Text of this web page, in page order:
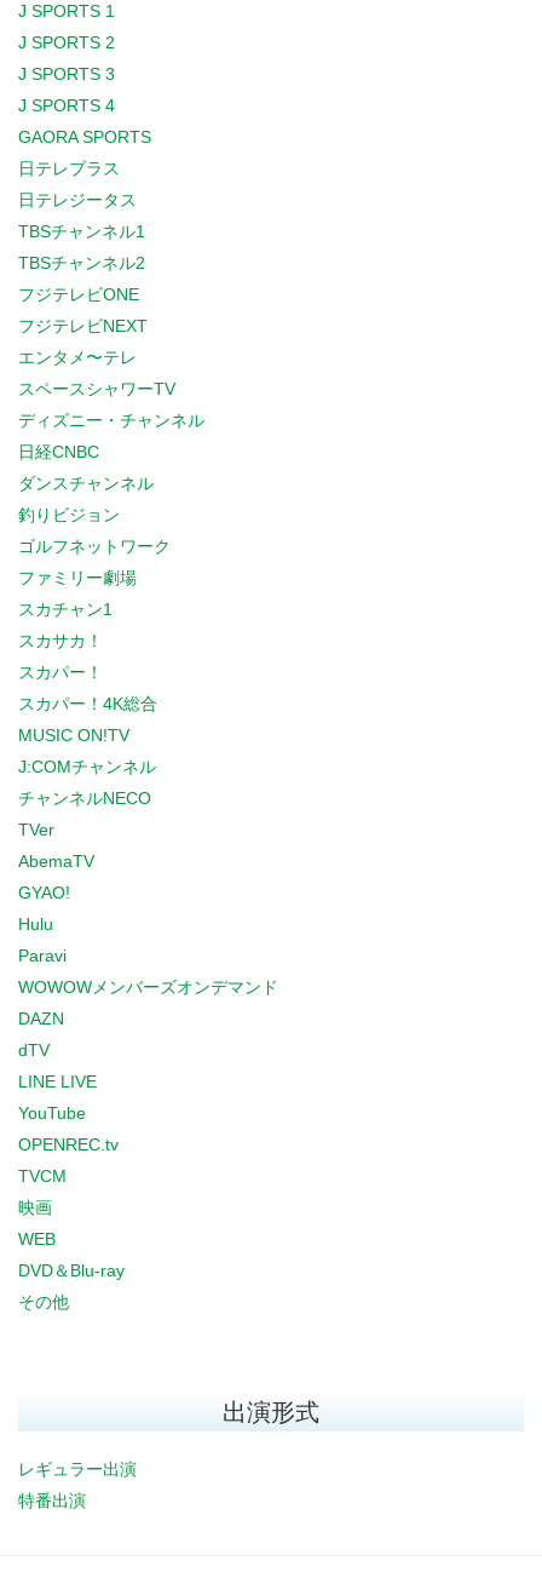
J SPORTS 1
J SPORTS 2
J SPORTS 3
J SPORTS 4
GAORA SPORTS
日テレプラス
日テレジータス
TBSチャンネル1
TBSチャンネル2
フジテレビONE
フジテレビNEXT
エンタメ〜テレ
スペースシャワーTV
ディズニー・チャンネル
日経CNBC
ダンスチャンネル
釣りビジョン
ゴルフネットワーク
ファミリー劇場
スカチャン1
スカサカ！
スカパー！
スカパー！4K総合
MUSIC ON!TV
J:COMチャンネル
チャンネルNECO
TVer
AbemaTV
GYAO!
Hulu
Paravi
WOWOWメンバーズオンデマンド
DAZN
dTV
LINE LIVE
YouTube
OPENREC.tv
TVCM
映画
WEB
DVD＆Blu-ray
その他
出演形式
レギュラー出演
特番出演